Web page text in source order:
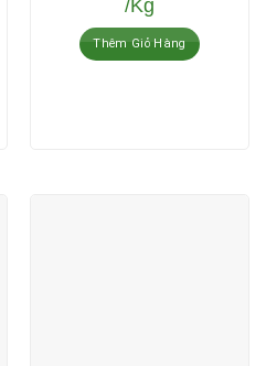
/Kg
Thêm Giỏ Hàng